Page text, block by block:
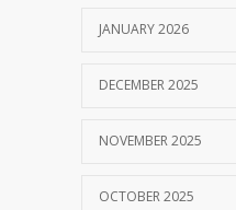
JANUARY 2026
DECEMBER 2025
NOVEMBER 2025
OCTOBER 2025